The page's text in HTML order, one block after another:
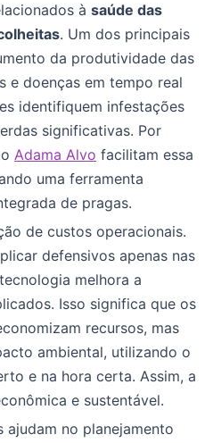
à saúde das
. Um dos principais
da produtividade das
e doenças em tempo real
identifiquem infestações
significativas. Por
Adama Alvo facilitam essa
uma ferramenta
de pragas.
de custos operacionais.
defensivos apenas nas
melhora a
Isso significa que os
recursos, mas
ambiental, utilizando o
e na hora certa. Assim, a
e sustentável.
no planejamento